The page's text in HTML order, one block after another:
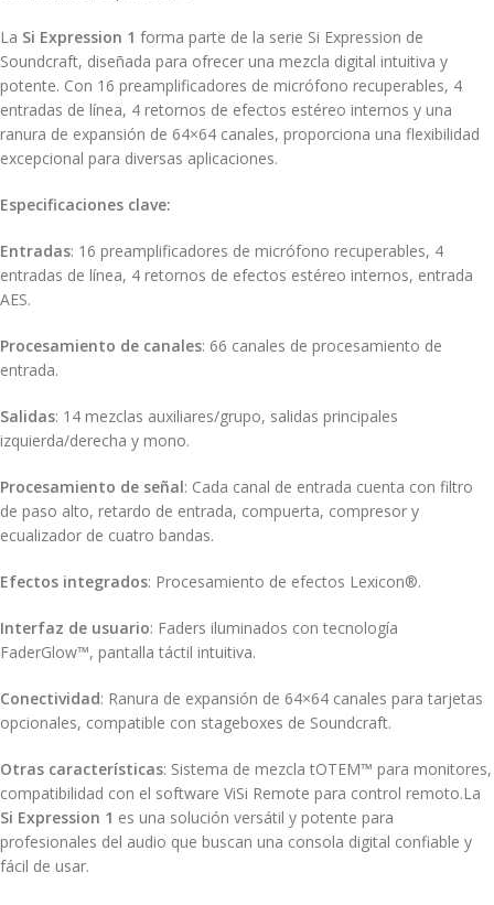
La Si Expression 1 forma parte de la serie Si Expression de
Soundcraft, diseñada para ofrecer una mezcla digital intuitiva y
potente. Con 16 preamplificadores de micrófono recuperables, 4
entradas de línea, 4 retornos de efectos estéreo internos y una
ranura de expansión de 64×64 canales, proporciona una flexibilidad
excepcional para diversas aplicaciones.
Especificaciones clave:
Entradas: 16 preamplificadores de micrófono recuperables, 4
entradas de línea, 4 retornos de efectos estéreo internos, entrada
AES.
Procesamiento de canales: 66 canales de procesamiento de
entrada.
Salidas: 14 mezclas auxiliares/grupo, salidas principales
izquierda/derecha y mono.
Procesamiento de señal: Cada canal de entrada cuenta con filtro
de paso alto, retardo de entrada, compuerta, compresor y
ecualizador de cuatro bandas.
Efectos integrados: Procesamiento de efectos Lexicon®.
Interfaz de usuario: Faders iluminados con tecnología
FaderGlow™, pantalla táctil intuitiva.
Conectividad: Ranura de expansión de 64×64 canales para tarjetas
opcionales, compatible con stageboxes de Soundcraft.
Otras características: Sistema de mezcla tOTEM™ para monitores,
compatibilidad con el software ViSi Remote para control remoto.La
Si Expression 1 es una solución versátil y potente para
profesionales del audio que buscan una consola digital confiable y
fácil de usar.